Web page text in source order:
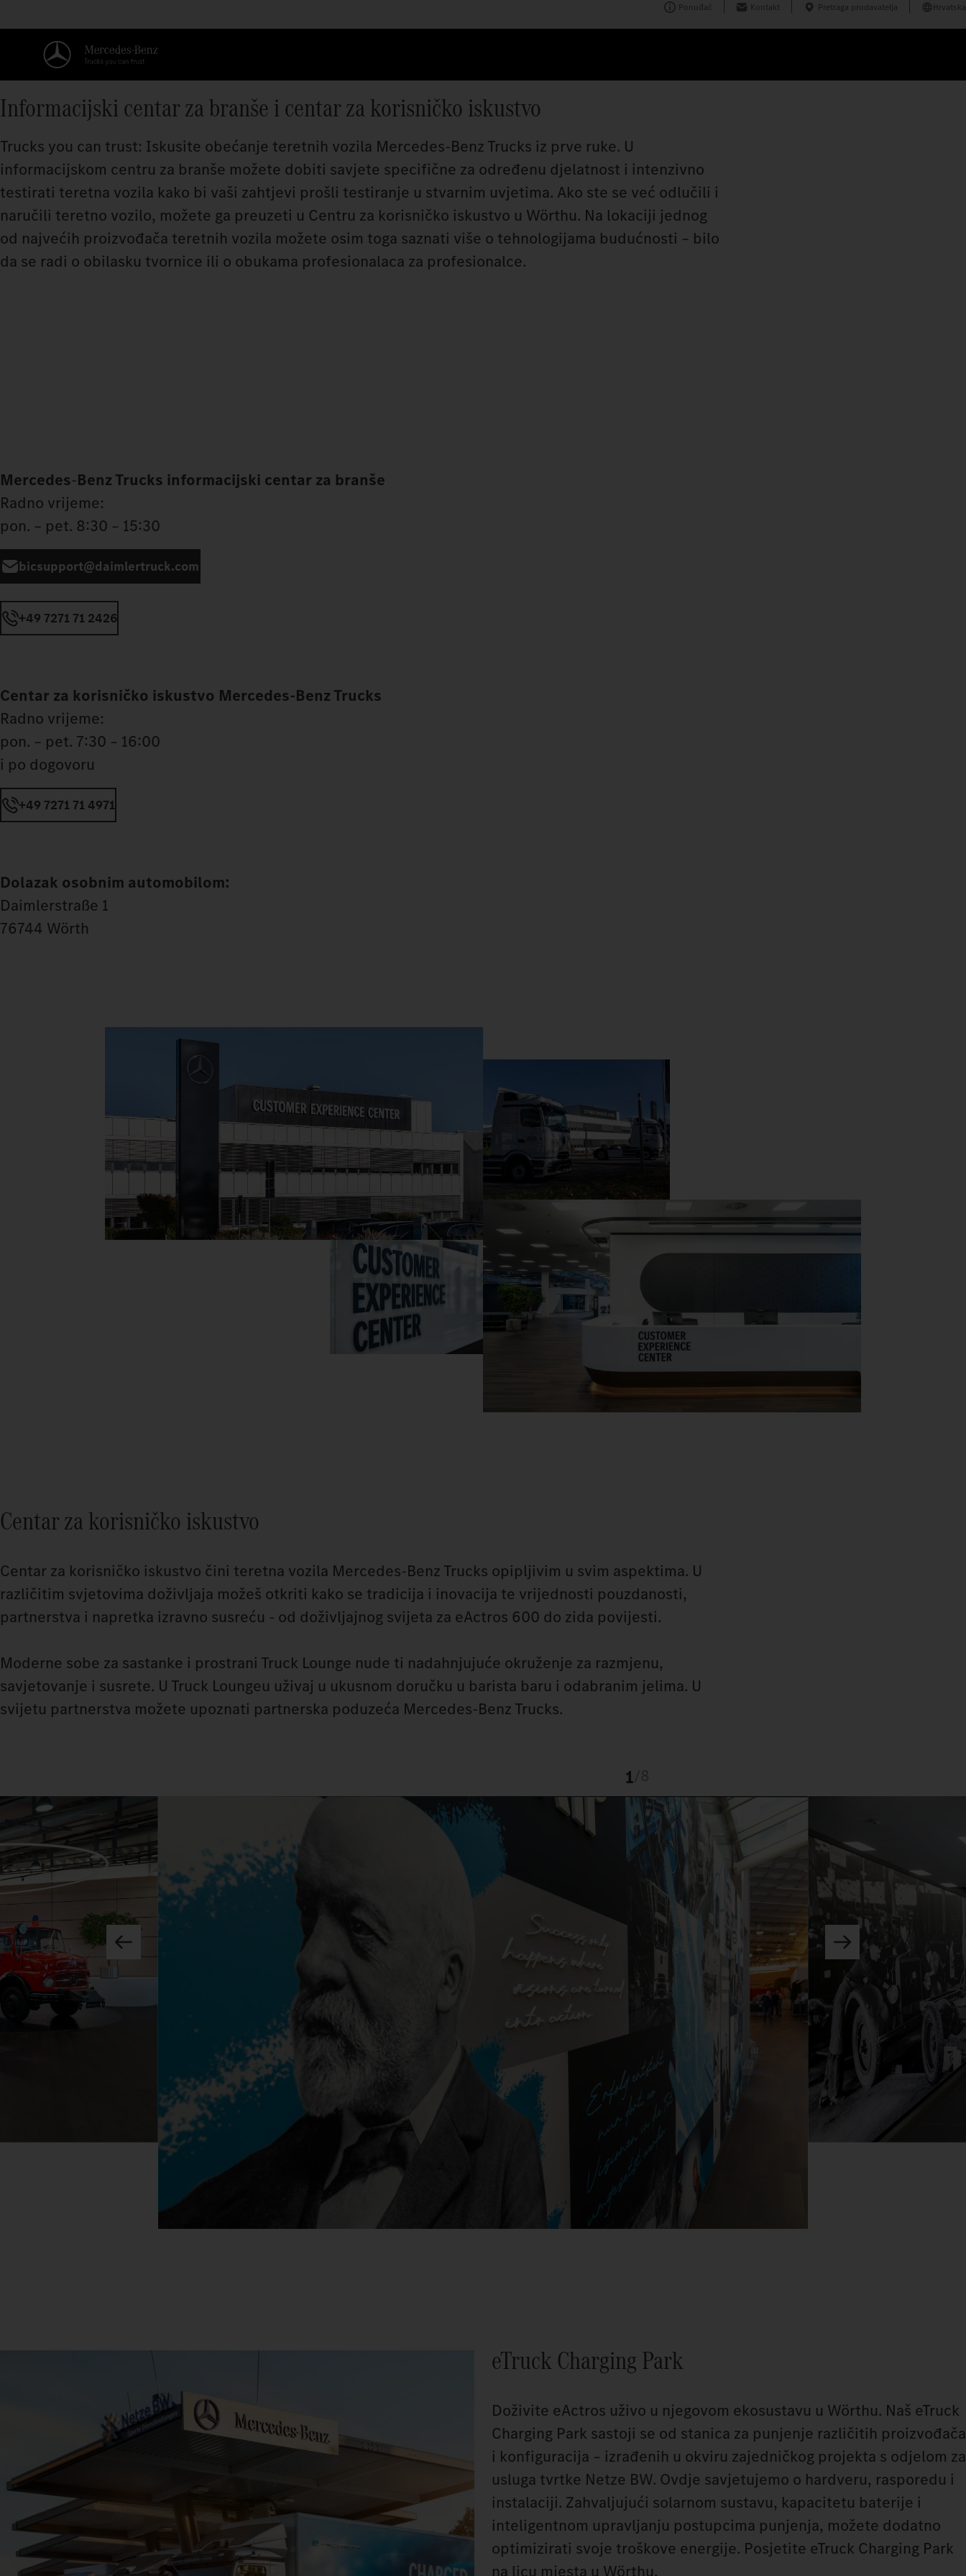
Ponuđač Kontakt Pretraga prodavatelja Hrvatska
Informacijski centar za branše i centar za korisničko iskustvo
Trucks you can trust: Iskusite obećanje teretnih vozila Mercedes‑Benz Trucks iz prve ruke. U
informacijskom centru za branše možete dobiti savjete specifične za određenu djelatnost i intenzivno
testirati teretna vozila kako bi vaši zahtjevi prošli testiranje u stvarnim uvjetima. Ako ste se već odlučili i
naručili teretno vozilo, možete ga preuzeti u Centru za korisničko iskustvo u Wörthu. Na lokaciji jednog
od najvećih proizvođača teretnih vozila možete osim toga saznati više o tehnologijama budućnosti – bilo
da se radi o obilasku tvornice ili o obukama profesionalaca za profesionalce.
Mercedes‑Benz Trucks informacijski centar za branše
Radno vrijeme:
pon. – pet. 8:30 – 15:30
bicsupport@daimlertruck.com
+49 7271 71 2426
Centar za korisničko iskustvo Mercedes-Benz Trucks
Radno vrijeme:
pon. – pet. 7:30 – 16:00
i po dogovoru
+49 7271 71 4971
Dolazak osobnim automobilom:
Daimlerstraße 1
76744 Wörth
Centar za korisničko iskustvo
Centar za korisničko iskustvo čini teretna vozila Mercedes-Benz Trucks opipljivim u svim aspektima. U
različitim svjetovima doživljaja možeš otkriti kako se tradicija i inovacija te vrijednosti pouzdanosti,
partnerstva i napretka izravno susreću - od doživljajnog svijeta za eActros 600 do zida povijesti.
Moderne sobe za sastanke i prostrani Truck Lounge nude ti nadahnjujuće okruženje za razmjenu,
savjetovanje i susrete. U Truck Loungeu uživaj u ukusnom doručku u barista baru i odabranim jelima. U
svijetu partnerstva možete upoznati partnerska poduzeća Mercedes-Benz Trucks.
1
eTruck Charging Park
Doživite eActros uživo u njegovom ekosustavu u Wörthu. Naš eTruck
Charging Park sastoji se od stanica za punjenje različitih proizvođača
i konfiguracija – izrađenih u okviru zajedničkog projekta s odjelom za
usluga tvrtke Netze BW. Ovdje savjetujemo o hardveru, rasporedu i
instalaciji. Zahvaljujući solarnom sustavu, kapacitetu baterije i
inteligentnom upravljanju postupcima punjenja, možete dodatno
optimizirati svoje troškove energije. Posjetite eTruck Charging Park
na licu mjesta u Wörthu.